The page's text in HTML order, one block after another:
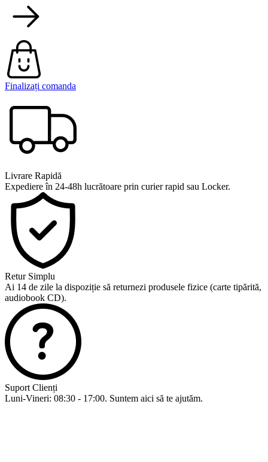
Finalizați comanda
Livrare Rapidă
Expediere în 24-48h lucrătoare prin curier rapid sau Locker.
Retur Simplu
Ai 14 de zile la dispoziție să returnezi produsele fizice (carte tipărită,
audiobook CD).
Suport Clienți
Luni-Vineri: 08:30 - 17:00. Suntem aici să te ajutăm.